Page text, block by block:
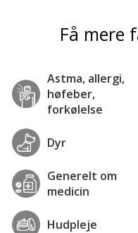
Få mere
Astma, allergi,
høfeber,
forkølelse
Dyr
Generelt om
medicin
Hudpleje